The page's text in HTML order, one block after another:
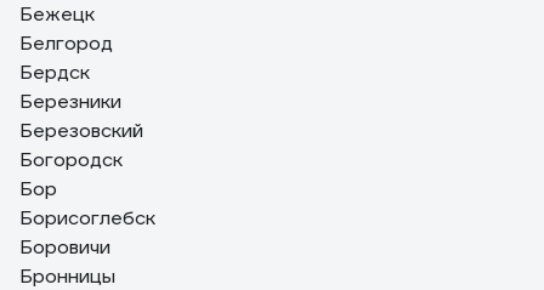
Бежецк
Белгород
Бердск
Березники
Березовский
Богородск
Бор
Борисоглебск
Боровичи
Бронницы